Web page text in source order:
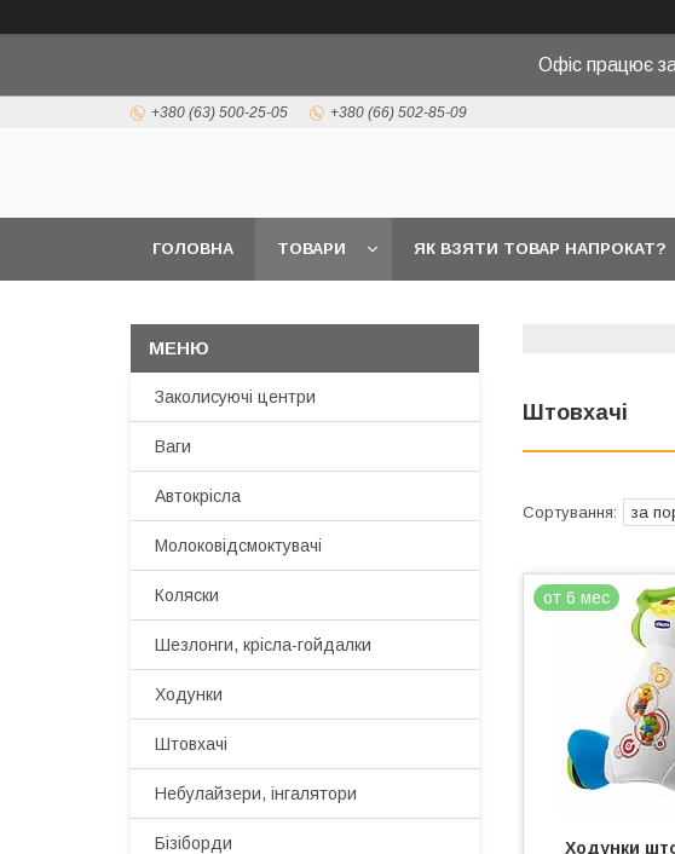
Офіс працює
+380 (63) 500-25-05 +380 (66) 502-85-09
ГОЛОВНА ТОВАРИ ЯК ВЗЯТИ ТОВАР НАПРОКАТ?
Штовхачі
от 6 мес
Ходунки
Заколисуючі центри
Ваги
Автокрісла
Молоковідсмоктувачі
Коляски
Шезлонги, крісла-гойдалки
Ходунки
Штовхачі
Небулайзери, інгалятори
Бізіборди